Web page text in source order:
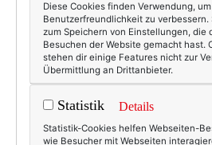
Diese Cookies finden Verwendung,
Benutzerfreundlichkeit zu
zum Speichern von Einstellungen, die
Besuchen der Website gemacht hast.
stehen dir einige Features nicht zur
Übermittlung an Drittanbieter.
Statistik Details
Statistik-Cookies helfen Webseiten-
wie Besucher mit Webseiten